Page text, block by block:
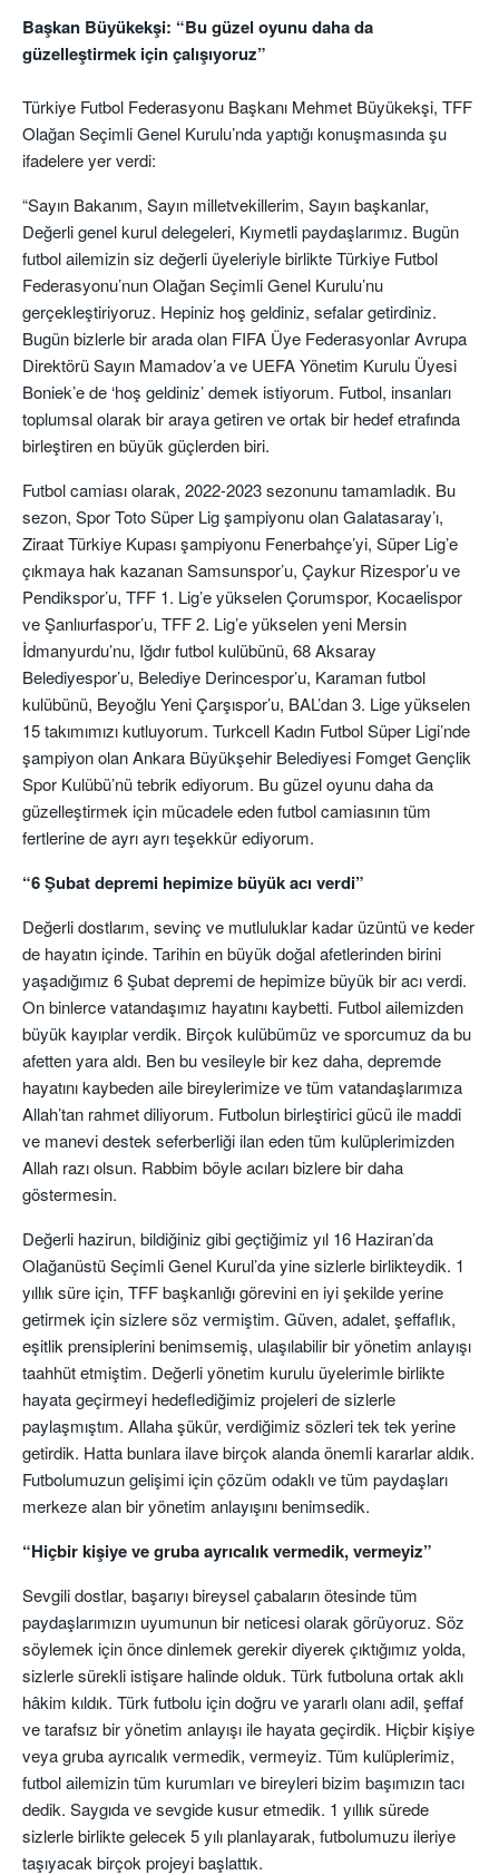
Başkan Büyükekşi: “Bu güzel oyunu daha da
güzelleştirmek için çalışıyoruz”
Türkiye Futbol Federasyonu Başkanı Mehmet Büyükekşi, TFF
Olağan Seçimli Genel Kurulu’nda yaptığı konuşmasında şu
ifadelere yer verdi:
“Sayın Bakanım, Sayın milletvekillerim, Sayın başkanlar,
Değerli genel kurul delegeleri, Kıymetli paydaşlarımız. Bugün
futbol ailemizin siz değerli üyeleriyle birlikte Türkiye Futbol
Federasyonu’nun Olağan Seçimli Genel Kurulu’nu
gerçekleştiriyoruz. Hepiniz hoş geldiniz, sefalar getirdiniz.
Bugün bizlerle bir arada olan FIFA Üye Federasyonlar Avrupa
Direktörü Sayın Mamadov’a ve UEFA Yönetim Kurulu Üyesi
Boniek’e de ‘hoş geldiniz’ demek istiyorum. Futbol, insanları
toplumsal olarak bir araya getiren ve ortak bir hedef etrafında
birleştiren en büyük güçlerden biri.
Futbol camiası olarak, 2022-2023 sezonunu tamamladık. Bu
sezon, Spor Toto Süper Lig şampiyonu olan Galatasaray’ı,
Ziraat Türkiye Kupası şampiyonu Fenerbahçe’yi, Süper Lig’e
çıkmaya hak kazanan Samsunspor’u, Çaykur Rizespor’u ve
Pendikspor’u, TFF 1. Lig’e yükselen Çorumspor, Kocaelispor
ve Şanlıurfaspor’u, TFF 2. Lig’e yükselen yeni Mersin
İdmanyurdu’nu, Iğdır futbol kulübünü, 68 Aksaray
Belediyespor’u, Belediye Derincespor’u, Karaman futbol
kulübünü, Beyoğlu Yeni Çarşıspor’u, BAL’dan 3. Lige yükselen
15 takımımızı kutluyorum. Turkcell Kadın Futbol Süper Ligi’nde
şampiyon olan Ankara Büyükşehir Belediyesi Fomget Gençlik
Spor Kulübü’nü tebrik ediyorum. Bu güzel oyunu daha da
güzelleştirmek için mücadele eden futbol camiasının tüm
fertlerine de ayrı ayrı teşekkür ediyorum.
“6 Şubat depremi hepimize büyük acı verdi”
Değerli dostlarım, sevinç ve mutluluklar kadar üzüntü ve keder
de hayatın içinde. Tarihin en büyük doğal afetlerinden birini
yaşadığımız 6 Şubat depremi de hepimize büyük bir acı verdi.
On binlerce vatandaşımız hayatını kaybetti. Futbol ailemizden
büyük kayıplar verdik. Birçok kulübümüz ve sporcumuz da bu
afetten yara aldı. Ben bu vesileyle bir kez daha, depremde
hayatını kaybeden aile bireylerimize ve tüm vatandaşlarımıza
Allah’tan rahmet diliyorum. Futbolun birleştirici gücü ile maddi
ve manevi destek seferberliği ilan eden tüm kulüplerimizden
Allah razı olsun. Rabbim böyle acıları bizlere bir daha
göstermesin.
Değerli hazirun, bildiğiniz gibi geçtiğimiz yıl 16 Haziran’da
Olağanüstü Seçimli Genel Kurul’da yine sizlerle birlikteydik. 1
yıllık süre için, TFF başkanlığı görevini en iyi şekilde yerine
getirmek için sizlere söz vermiştim. Güven, adalet, şeffaflık,
eşitlik prensiplerini benimsemiş, ulaşılabilir bir yönetim anlayışı
taahhüt etmiştim. Değerli yönetim kurulu üyelerimle birlikte
hayata geçirmeyi hedeflediğimiz projeleri de sizlerle
paylaşmıştım. Allaha şükür, verdiğimiz sözleri tek tek yerine
getirdik. Hatta bunlara ilave birçok alanda önemli kararlar aldık.
Futbolumuzun gelişimi için çözüm odaklı ve tüm paydaşları
merkeze alan bir yönetim anlayışını benimsedik.
“Hiçbir kişiye ve gruba ayrıcalık vermedik, vermeyiz”
Sevgili dostlar, başarıyı bireysel çabaların ötesinde tüm
paydaşlarımızın uyumunun bir neticesi olarak görüyoruz. Söz
söylemek için önce dinlemek gerekir diyerek çıktığımız yolda,
sizlerle sürekli istişare halinde olduk. Türk futboluna ortak aklı
hâkim kıldık. Türk futbolu için doğru ve yararlı olanı adil, şeffaf
ve tarafsız bir yönetim anlayışı ile hayata geçirdik. Hiçbir kişiye
veya gruba ayrıcalık vermedik, vermeyiz. Tüm kulüplerimiz,
futbol ailemizin tüm kurumları ve bireyleri bizim başımızın tacı
dedik. Saygıda ve sevgide kusur etmedik. 1 yıllık sürede
sizlerle birlikte gelecek 5 yılı planlayarak, futbolumuzu ileriye
taşıyacak birçok projeyi başlattık.